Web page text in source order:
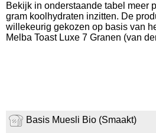
Bekijk in onderstaande tabel meer
gram koolhydraten inzitten. De
willekeurig gekozen op basis van
Melba Toast Luxe 7 Granen (van
Basis Muesli Bio (Smaakt)